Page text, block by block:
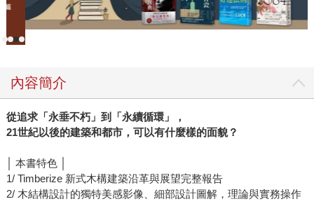
內容簡介
從追求「永垂不朽」到「永續循環」，
21世紀以後的建築和都市，可以有什麼樣的面貌？
│ 本書特色 │
1/ Timberize 新式木構建築沿革與展望完整報告
2/ 木結構設計的獨特美感影像、細部設計圖解，理論與實務操作